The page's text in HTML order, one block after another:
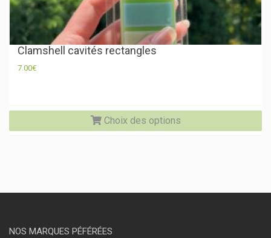
Clamshell cavités rectangles
7.00€
Choix des options
Ce
a
NOS MARQUES PÉFÉRÉES